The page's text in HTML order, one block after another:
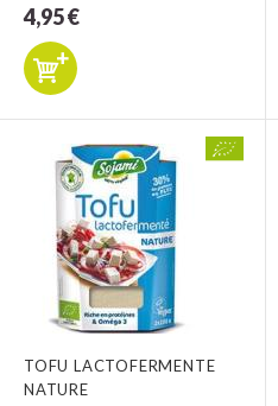
4,95 €
TOFU LACTOFERMENTE
NATURE